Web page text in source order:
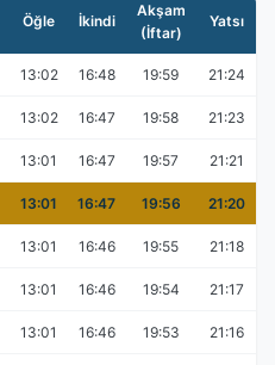
Öğle İkindi
Akşam
(İftar)
Yatsı
13:02 16:48 19:59 21:24
13:02 16:47 19:58 21:23
13:01 16:47 19:57 21:21
13:01 16:47 19:56 21:20
13:01 16:46 19:55 21:18
13:01 16:46 19:54 21:17
13:01 16:46 19:53 21:16